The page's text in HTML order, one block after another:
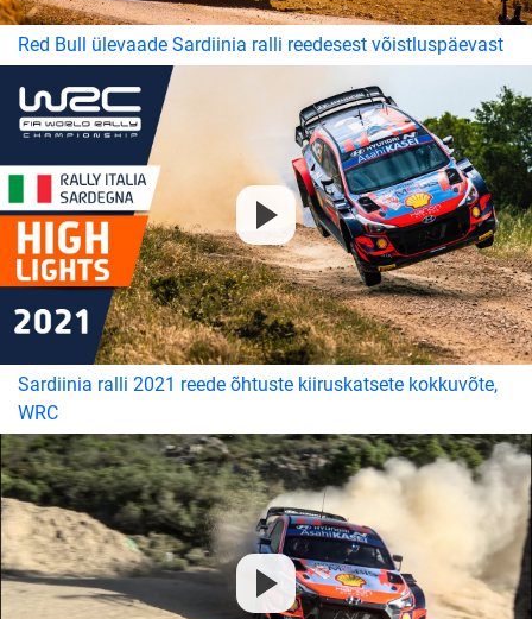
Red Bull ülevaade Sardiinia ralli reedesest võistluspäevast
Sardiinia ralli 2021 reede õhtuste kiiruskatsete kokkuvõte,
WRC